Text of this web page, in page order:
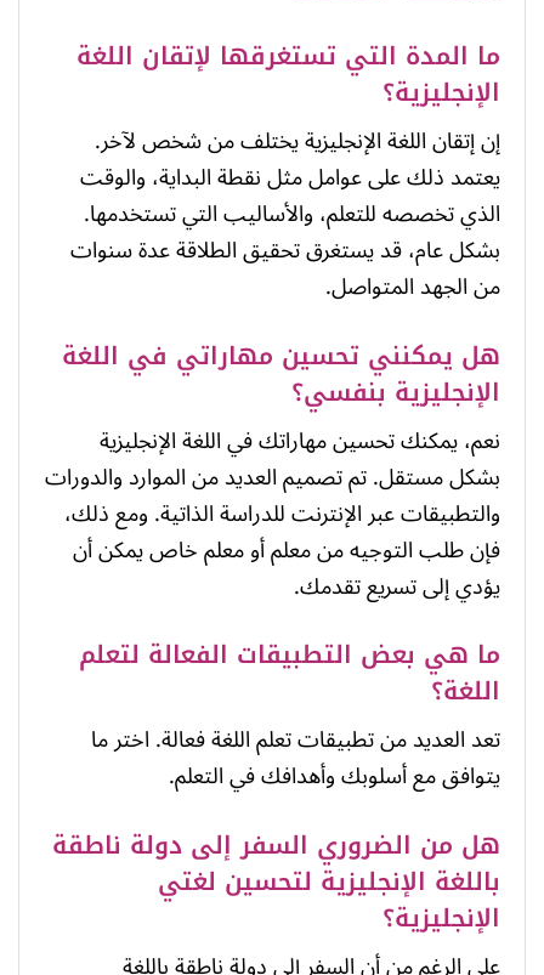
ما المدة التي تستغرقها لإتقان اللغة
الإنجليزية؟
إن إتقان اللغة الإنجليزية يختلف من شخص لآخر.
يعتمد ذلك على عوامل مثل نقطة البداية، والوقت
الذي تخصصه للتعلم، والأساليب التي تستخدمها.
بشكل عام، قد يستغرق تحقيق الطلاقة عدة سنوات
من الجهد المتواصل.
هل يمكنني تحسين مهاراتي في اللغة
الإنجليزية بنفسي؟
نعم، يمكنك تحسين مهاراتك في اللغة الإنجليزية
بشكل مستقل. تم تصميم العديد من الموارد والدورات
والتطبيقات عبر الإنترنت للدراسة الذاتية. ومع ذلك،
فإن طلب التوجيه من معلم أو معلم خاص يمكن أن
يؤدي إلى تسريع تقدمك.
ما هي بعض التطبيقات الفعالة لتعلم
اللغة؟
تعد العديد من تطبيقات تعلم اللغة فعالة. اختر ما
يتوافق مع أسلوبك وأهدافك في التعلم.
هل من الضروري السفر إلى دولة ناطقة
باللغة الإنجليزية لتحسين لغتي
الإنجليزية؟